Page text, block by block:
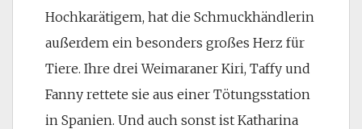
Hochkarätigem, hat die Schmuckhändlerin
außerdem ein besonders großes Herz für
Tiere. Ihre drei Weimaraner Kiri, Taffy und
Fanny rettete sie aus einer Tötungsstation
in Spanien. Und auch sonst ist Katharina